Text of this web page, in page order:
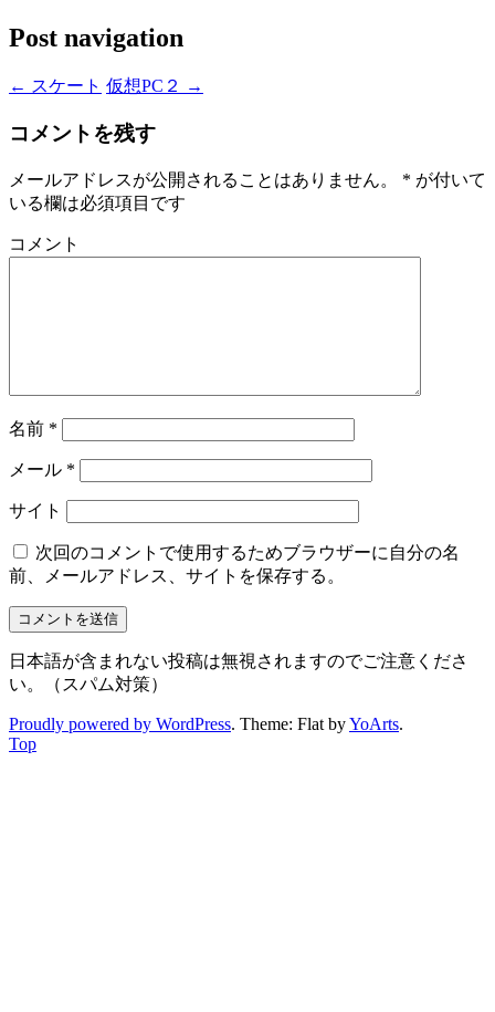
Post navigation
← スケート 仮想PC２ →
コメントを残す
メールアドレスが公開されることはありません。 * が付いて
いる欄は必須項目です
コメント
名前 *
メール *
サイト
次回のコメントで使用するためブラウザーに自分の名
前、メールアドレス、サイトを保存する。
日本語が含まれない投稿は無視されますのでご注意くださ
い。（スパム対策）
Proudly powered by WordPress. Theme: Flat byYoArts.
Top